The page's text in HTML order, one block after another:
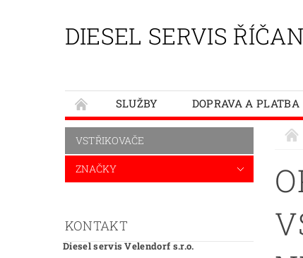
DIESEL SERVIS
SLUŽBY DOPRAVA A PLATBA
VSTŘIKOVAČE
ZNAČKY
KONTAKT
Diesel servis Velendorf s.r.o.